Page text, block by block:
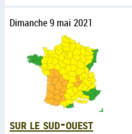
Dimanche 9 mai 2021
sur le sud-ouest